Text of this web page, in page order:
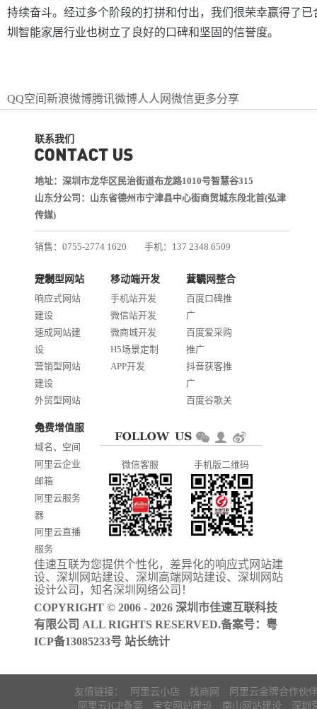
持续奋斗。经过多个阶段的打拼和付出，我们很荣幸赢得了
圳智能家居行业也树立了良好的口碑和坚固的信誉度。
QQ空间 新浪微博腾讯微博人人网微信更多分享
联系我们
地址：深圳市龙华区民治街道布龙路1010号智慧谷315
山东分公司：山东省德州市宁津县中心街商贸城东段北首(弘津
传媒)
销售：0755-2774 1620
手机：137 2348 6509
邮箱：services@jiasuweb.com
定制型网站开发
响应式网站
建设
速成网站建
设
营销型网站
建设
外贸型网站
商城网站开
发
门户信息平
台开发
移动端开发
手机站开发
微信站开发
微商城开发
H5场景定制
APP开发
互联网整合营销
百度口碑推
广
百度爱采购
推广
抖音获客推
广
百度谷歌关
AI智能发布
免费增值服务
域名、空间
阿里云企业
邮箱
阿里云服务
器
阿里云直播
服务
阿里云ICP备
案
微信客服 手机版二维码
佳速互联为您提供个性化，差异化的响应式网站建
设、 深圳网站建设、 深圳高端网站建设、 深圳网站
设计公司 ，知名深圳网络公司 ！
COPYRIGHT © 2006 - 2026 深圳市佳速互联科技
有限公司 ALL RIGHTS RESERVED.备案号： 粤
ICP备13085233号 站长统计
友情链接： 阿里云小店 找商网
阿里云金牌合作伙
阿里云ICP备案
宝安网站建设 南山网站建设 深圳